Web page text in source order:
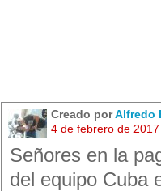
Creado porAlfredo
4 de febrero de
Señores en la
del equipo Cuba